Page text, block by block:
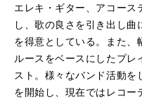
エレキ・ギター、アコース
し、歌の良さを引き出し
を得意としている。また、
ルースをベースにしたプレ
スト。様々なバンド活動
を開始し、現在ではレコー